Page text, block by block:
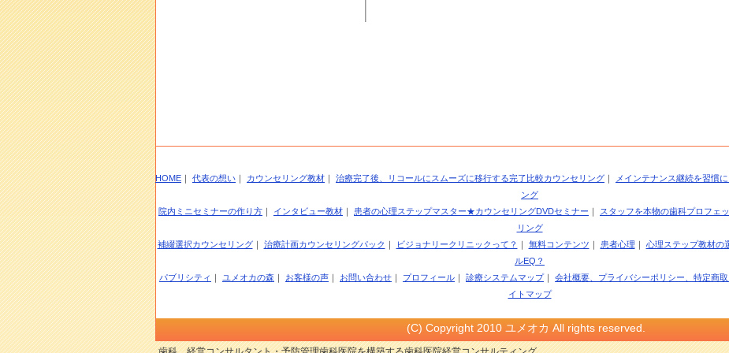
HOME ｜ 代表の想い ｜ カウンセリング教材 ｜ 治療完了後、リコールにスムーズに移行する完了比較カウンセリング ｜ メインテナンス継続を習慣
ング
院内ミニセミナーの作り方 ｜ インタビュー教材 ｜ 患者の心理ステップマスター★カウンセリングDVDセミナー ｜ スタッフを本物の歯科プロフェ
リング
補綴選択カウンセリング｜ 治療計画カウンセリングパック ｜ ビジョナリークリニックって？ ｜ 無料コンテンツ ｜ 患者心理 ｜ 心理ステップ教材の
ルEQ？
パブリシティ ｜ ユメオカの森 ｜ お客様の声 ｜ お問い合わせ ｜ プロフィール ｜ 診療システムマップ｜ 会社概要、プライバシーポリシー、特定商
イトマップ
(C) Copyright 2010 ユメオカ All rights reserved.